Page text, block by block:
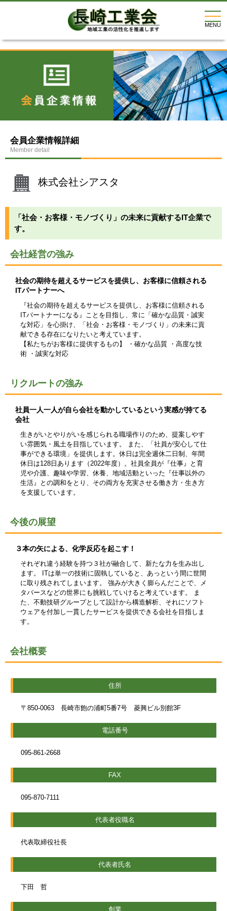
MENU
会員企業情報詳細
Member detail
株式会社シアスタ
「社会・お客様・モノづくり」の未来に貢献するIT企業で
す。
会社経営の強み
社会の期待を超えるサービスを提供し、お客様に信頼される
ITパートナーへ
『社会の期待を超えるサービスを提供し、お客様に信頼される
ITパートナーになる』ことを目指し、常に「確かな品質・誠実
な対応」を心掛け、「社会・お客様・モノづくり」の未来に貢
献できる存在になりたいと考えています。
【私たちがお客様に提供するもの】 ・確かな品質 ・高度な技
術 ・誠実な対応
リクルートの強み
社員一人一人が自ら会社を動かしているという実感が持てる
会社
生きがいとやりがいを感じられる職場作りのため、提案しやす
い雰囲気・風土を目指しています。 また、「社員が安心して仕
事ができる環境」を提供します。休日は完全週休二日制、年間
休日は128日あります（2022年度）。社員全員が『仕事』と育
児や介護、趣味や学習、休養、地域活動といった『仕事以外の
生活』との調和をとり、その両方を充実させる働き方・生き方
を支援しています。
今後の展望
３本の矢による、化学反応を起こす！
それぞれ違う経験を持つ３社が融合して、新たな力を生み出し
ます。 ITは単一の技術に固執していると、あっという間に世間
に取り残されてしまいます。 強みが大きく膨らんだことで、メ
タバースなどの世界にも挑戦していけると考えています。 ま
た、不動技研グループとして設計から構造解析、それにソフト
ウェアを付加し一貫したサービスを提供できる会社を目指しま
す。
会社概要
住所
〒850-0063 長崎市飽の浦町5番7号 菱興ビル別館3F
電話番号
095-861-2668
FAX
095-870-7111
代表者役職名
代表取締役社長
代表者氏名
下田 哲
創業